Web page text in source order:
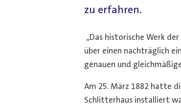
zu erfahren.
„Das historische Werk
über einen nachträglich
genauen und
Am 25. März 1882 hatte
Schlitterhaus installiert